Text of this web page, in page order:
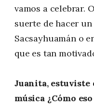
vamos a celebrar.
suerte de hacer
Sacsayhuamán o
que es tan
Juanita, estuviste
música ¿Cómo